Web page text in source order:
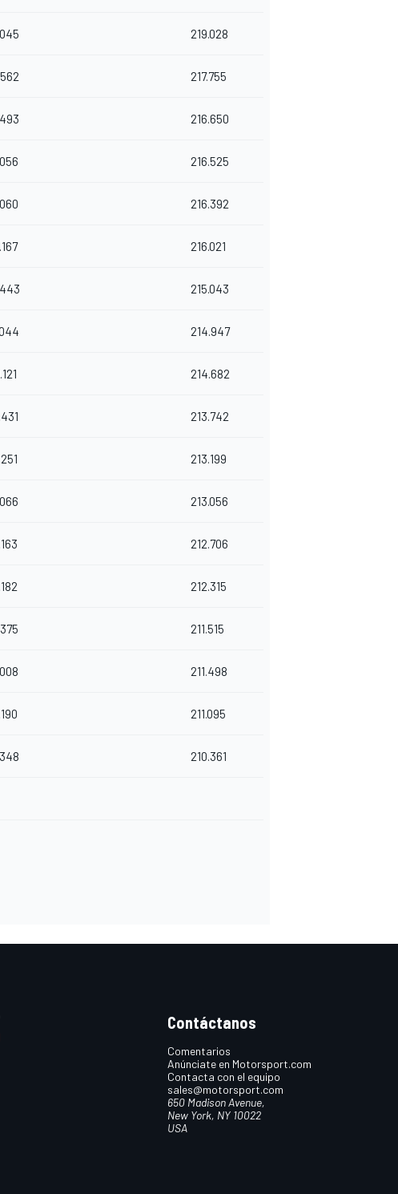
219.028
217.755
216.650
216.525
216.392
216.021
215.043
214.947
214.682
213.742
213.199
213.056
212.706
212.315
211.515
211.498
211.095
210.361
Contáctanos
Comentarios
Anúnciate en Motorsport.com
Contacta con el equipo
sales@motorsport.com
650 Madison Avenue,
New York, NY 10022
USA